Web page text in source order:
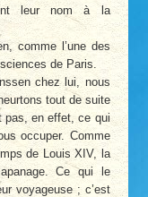
leur nom à la
comme l’une des
de Paris.
chez lui, nous
tout de suite
pas, en effet, ce qui
occuper. Comme
de Louis XIV, la
Ce qui le
voyageuse ; c’est